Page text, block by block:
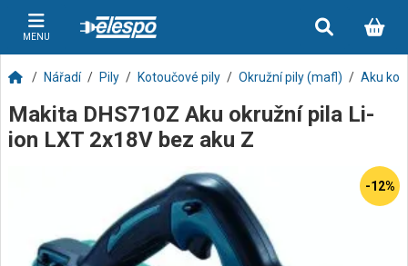
MENU
Nářadí Pily Kotoučové pily Okružní pily (mafl) Aku
Makita DHS710Z Aku okružní pila Li-
ion LXT 2x18V bez aku Z
-12%